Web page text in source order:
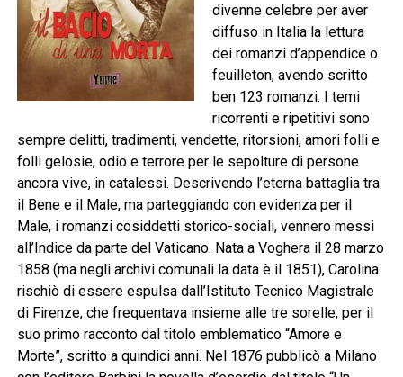
divenne celebre per aver
diffuso in Italia la lettura
dei romanzi d’appendice o
feuilleton, avendo scritto
ben 123 romanzi. I temi
ricorrenti e ripetitivi sono
sempre delitti, tradimenti, vendette, ritorsioni, amori folli e
folli gelosie, odio e terrore per le sepolture di persone
ancora vive, in catalessi. Descrivendo l’eterna battaglia tra
il Bene e il Male, ma parteggiando con evidenza per il
Male, i romanzi cosiddetti storico-sociali, vennero messi
all’Indice da parte del Vaticano. Nata a Voghera il 28 marzo
1858 (ma negli archivi comunali la data è il 1851), Carolina
rischiò di essere espulsa dall’Istituto Tecnico Magistrale
di Firenze, che frequentava insieme alle tre sorelle, per il
suo primo racconto dal titolo emblematico “Amore e
Morte”, scritto a quindici anni. Nel 1876 pubblicò a Milano